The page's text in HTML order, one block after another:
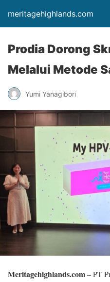
meritagehighlands.com
Prodia Dorong
Melalui Metode
Yumi Yanagibori
Meritagehighlands.com– PT